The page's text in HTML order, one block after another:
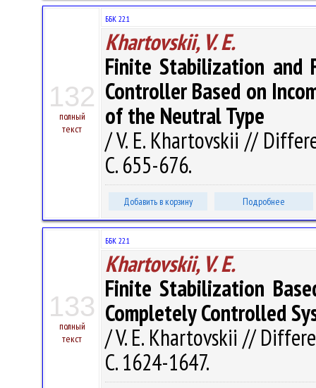
132
полный
текст
ББК 22.1
Khartovskii, V. E.
Finite Stabilization and
Controller Based on
of the Neutral Type
/ V. E. Khartovskii //
С. 655-676.
Добавить в корзину Подробнее
133
полный
текст
ББК 22.1
Khartovskii, V. E.
Finite Stabilization
Completely Controlled
/ V. E. Khartovskii //
С. 1624-1647.